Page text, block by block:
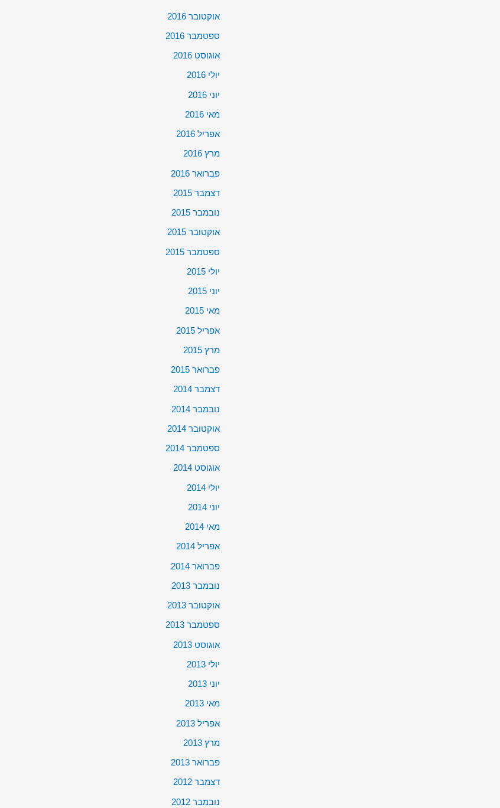
אוקטובר 2016
ספטמבר 2016
אוגוסט 2016
יולי 2016
יוני 2016
מאי 2016
אפריל 2016
מרץ 2016
פברואר 2016
דצמבר 2015
נובמבר 2015
אוקטובר 2015
ספטמבר 2015
יולי 2015
יוני 2015
מאי 2015
אפריל 2015
מרץ 2015
פברואר 2015
דצמבר 2014
נובמבר 2014
אוקטובר 2014
ספטמבר 2014
אוגוסט 2014
יולי 2014
יוני 2014
מאי 2014
אפריל 2014
פברואר 2014
נובמבר 2013
אוקטובר 2013
ספטמבר 2013
אוגוסט 2013
יולי 2013
יוני 2013
מאי 2013
אפריל 2013
מרץ 2013
פברואר 2013
דצמבר 2012
נובמבר 2012